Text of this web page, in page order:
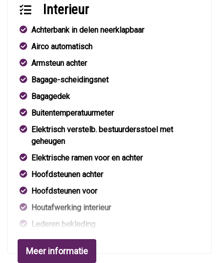
Interieur
Achterbank in delen neerklapbaar
Airco automatisch
Armsteun achter
Bagage-scheidingsnet
Bagagedek
Buitentemperatuurmeter
Elektrisch verstelb. bestuurdersstoel met
geheugen
Elektrische ramen voor en achter
Hoofdsteunen achter
Hoofdsteunen voor
Houtafwerking interieur
Lederen bekleding
Lederen interieur
Middenarmsteun voor
Meer informatie